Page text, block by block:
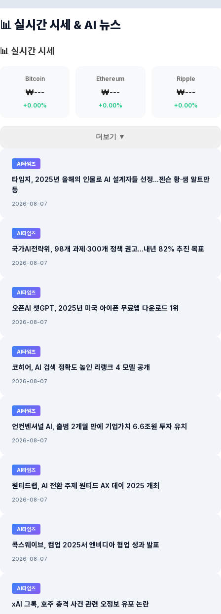
📊 실시간 시세 & AI 뉴스
📊 실시간 시세
Bitcoin
₩---
+0.00%
Ethereum
₩---
+0.00%
Ripple
₩---
+0.00%
더보기 ▼
AI타임즈
타임지, 2025년 올해의 인물로 AI 설계자들 선정...젠슨 황·샘 알트만
등
2026-08-07
AI타임즈
국가AI전략위, 98개 과제·300개 정책 권고...내년 82% 추진 목표
2026-08-07
AI타임즈
오픈AI 챗GPT, 2025년 미국 아이폰 무료앱 다운로드 1위
2026-08-07
AI타임즈
코히어, AI 검색 정확도 높인 리랭크 4 모델 공개
2026-08-07
AI타임즈
언컨벤셔널 AI, 출범 2개월 만에 기업가치 6.6조원 투자 유치
2026-08-07
AI타임즈
원티드랩, AI 전환 주제 원티드 AX 데이 2025 개최
2026-08-07
AI타임즈
콕스웨이브, 컴업 2025서 엔비디아 협업 성과 발표
2026-08-07
AI타임즈
xAI 그록, 호주 총격 사건 관련 오정보 유포 논란